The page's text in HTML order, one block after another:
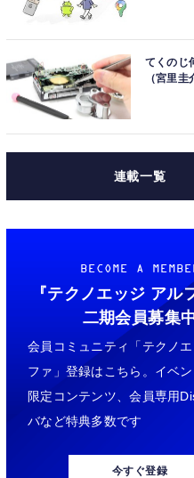
てくのじ
（宮里圭
連載一覧
BECOME A
『テクノエッジ アル
二期会員募集
会員コミュニティ「テクノ
ファ」登録はこちら。イベ
限定コンテンツ、会員専用
バなど特典多数です
今すぐ登録